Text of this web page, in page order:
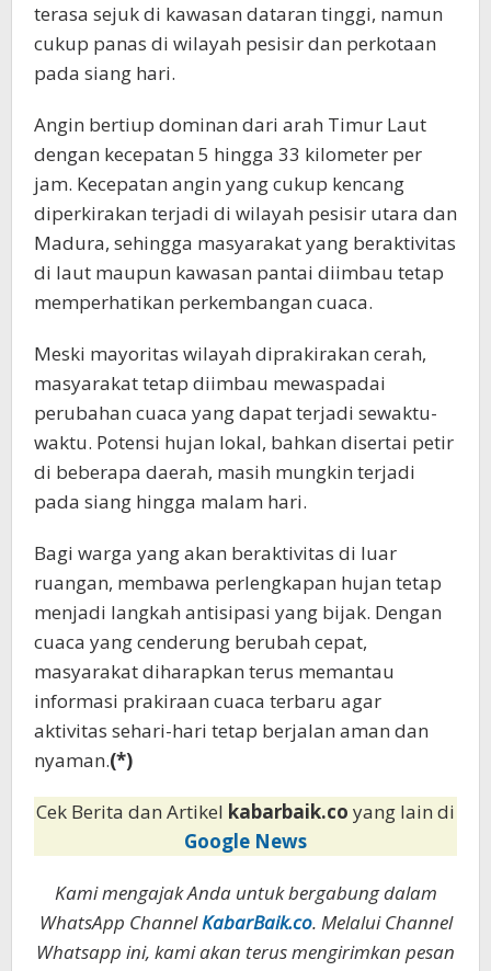
terasa sejuk di kawasan dataran tinggi, namun
cukup panas di wilayah pesisir dan perkotaan
pada siang hari.
Angin bertiup dominan dari arah Timur Laut
dengan kecepatan 5 hingga 33 kilometer per
jam. Kecepatan angin yang cukup kencang
diperkirakan terjadi di wilayah pesisir utara dan
Madura, sehingga masyarakat yang beraktivitas
di laut maupun kawasan pantai diimbau tetap
memperhatikan perkembangan cuaca.
Meski mayoritas wilayah diprakirakan cerah,
masyarakat tetap diimbau mewaspadai
perubahan cuaca yang dapat terjadi sewaktu-
waktu. Potensi hujan lokal, bahkan disertai petir
di beberapa daerah, masih mungkin terjadi
pada siang hingga malam hari.
Bagi warga yang akan beraktivitas di luar
ruangan, membawa perlengkapan hujan tetap
menjadi langkah antisipasi yang bijak. Dengan
cuaca yang cenderung berubah cepat,
masyarakat diharapkan terus memantau
informasi prakiraan cuaca terbaru agar
aktivitas sehari-hari tetap berjalan aman dan
nyaman.(*)
Cek Berita dan Artikel kabarbaik.co yang lain di
Google News
Kami mengajak Anda untuk bergabung dalam
WhatsApp ChannelKabarBaik.co. Melalui Channel
Whatsapp ini, kami akan terus mengirimkan pesan